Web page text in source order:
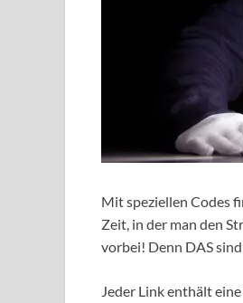
Mit speziellen Codes
Zeit, in der man den
vorbei! Denn DAS
Jeder Link enthält